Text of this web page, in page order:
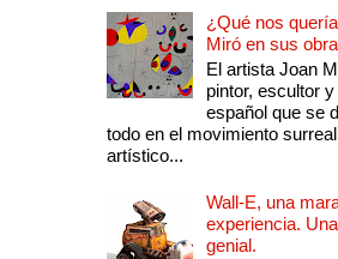
¿Qué nos
Miró en sus
El artista Joan
pintor, escultor
español que se
todo en el movimiento
artístico...
Wall-E, una
experiencia.
genial.